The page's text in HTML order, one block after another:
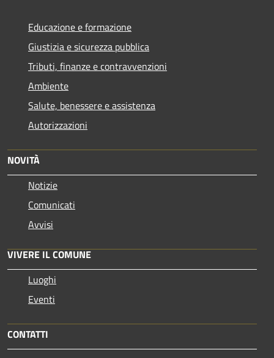
Educazione e formazione
Giustizia e sicurezza pubblica
Tributi, finanze e contravvenzioni
Ambiente
Salute, benessere e assistenza
Autorizzazioni
NOVITÀ
Notizie
Comunicati
Avvisi
VIVERE IL COMUNE
Luoghi
Eventi
CONTATTI